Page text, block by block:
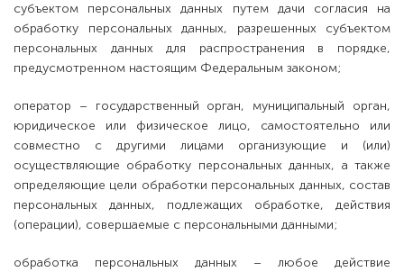
субъектом персональных данных путем дачи согласия на
обработку персональных данных, разрешенных субъектом
персональных данных для распространения в порядке,
предусмотренном настоящим Федеральным законом;
оператор – государственный орган, муниципальный орган,
юридическое или физическое лицо, самостоятельно или
совместно с другими лицами организующие и (или)
осуществляющие обработку персональных данных, а также
определяющие цели обработки персональных данных, состав
персональных данных, подлежащих обработке, действия
(операции), совершаемые с персональными данными;
обработка персональных данных – любое действие